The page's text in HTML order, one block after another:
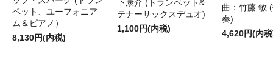
ペット、ユーフォニア
ム＆ピアノ）
8,130円(内税)
下康介 (トランペット&
テナーサックスデュオ)
1,100円(内税)
曲：竹藤 敏
奏)
4,620円(内